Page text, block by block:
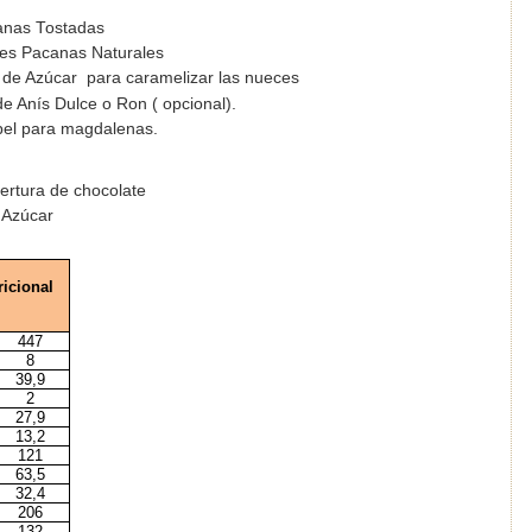
Tostadas
Pacanas Naturales
Azúcar para caramelizar las nueces
Anís Dulce o Ron ( opcional).
para magdalenas.
de chocolate
447
8
39,9
2
27,9
13,2
121
63,5
32,4
206